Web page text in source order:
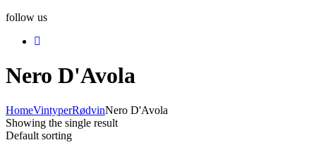
follow us
Nero D'Avola
HomeVintyperRødvinNero D'Avola
Showing the single result
Default sorting